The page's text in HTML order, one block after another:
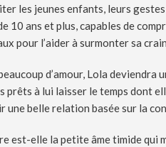
les jeunes enfants, leurs
10 ans et plus, capables de
pour l’aider à surmonter sa
d’amour, Lola deviendra
prêts à lui laisser le temps dont
une belle relation basée sur la
est-elle la petite âme timide qui